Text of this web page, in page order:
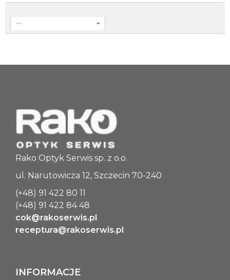
--
Rako Optyk Serwis sp. z o.o.
ul. Narutowicza 12, Szczecin 70-240
(+48) 91 422 80 11
(+48) 91 422 84 48
cok@rakoserwis.pl
receptura@rakoserwis.pl
INFORMACJE